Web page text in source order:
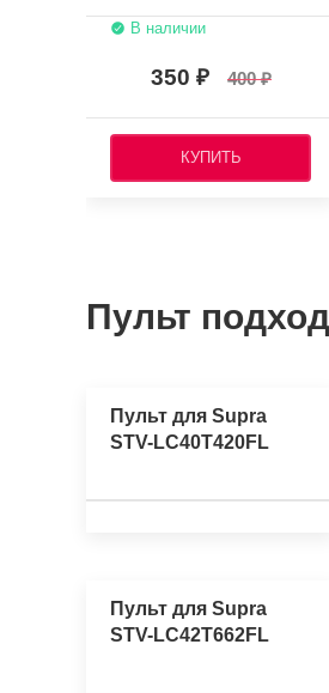
Fusion, Mystery)
RC2000E02
В наличии
350 400
КУПИТЬ
Пульт
Пульт для Supra
STV-LC40T420FL
Пульт для Supra
STV-LC42T662FL